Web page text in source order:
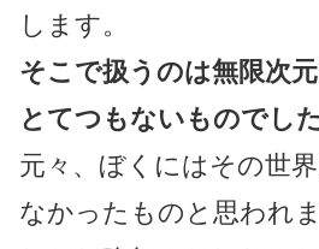
します。
そこで扱うのは無限次
とてつもないものでした
元々、ぼくにはその世
なかったものと思われま